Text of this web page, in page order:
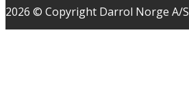
2026 © Copyright Darrol Norge A/S